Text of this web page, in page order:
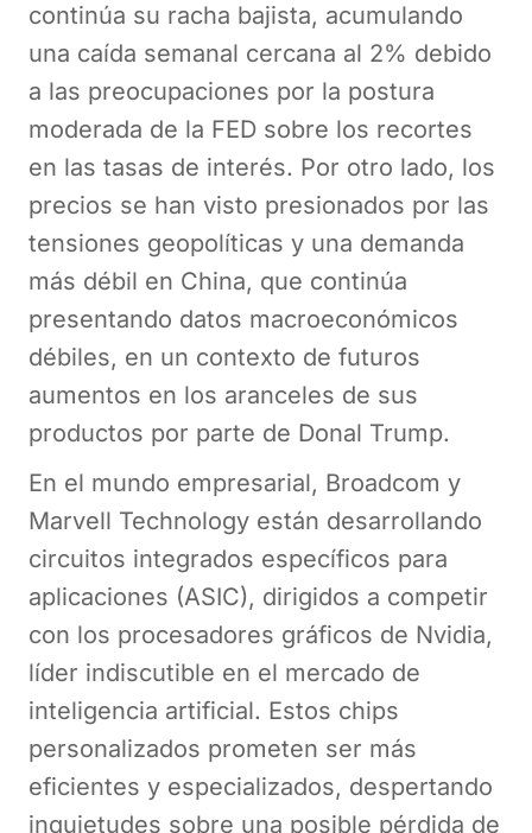
continúa su racha bajista, acumulando
una caída semanal cercana al 2% debido
a las preocupaciones por la postura
moderada de la FED sobre los recortes
en las tasas de interés. Por otro lado, los
precios se han visto presionados por las
tensiones geopolíticas y una demanda
más débil en China, que continúa
presentando datos macroeconómicos
débiles, en un contexto de futuros
aumentos en los aranceles de sus
productos por parte de Donal Trump.
En el mundo empresarial, Broadcom y
Marvell Technology están desarrollando
circuitos integrados específicos para
aplicaciones (ASIC), dirigidos a competir
con los procesadores gráficos de Nvidia,
líder indiscutible en el mercado de
inteligencia artificial. Estos chips
personalizados prometen ser más
eficientes y especializados, despertando
inquietudes sobre una posible pérdida de